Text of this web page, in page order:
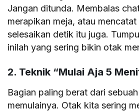
Jangan ditunda. Membalas
merapikan meja, atau mencatat
selesaikan detik itu juga.
inilah yang sering bikin otak
2. Teknik “Mulai Aja 5
Bagian paling berat dari
memulainya. Otak kita sering